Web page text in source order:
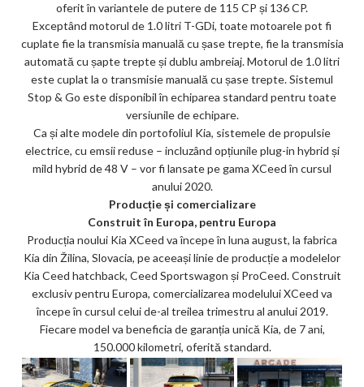
oferit în variantele de putere de 115 CP și 136 CP.
Exceptând motorul de 1.0 litri T-GDi, toate motoarele pot fi
cuplate fie la transmisia manuală cu șase trepte, fie la transmisia
automată cu șapte trepte și dublu ambreiaj. Motorul de 1.0 litri
este cuplat la o transmisie manuală cu șase trepte. Sistemul
Stop & Go este disponibil în echiparea standard pentru toate
versiunile de echipare.
Ca și alte modele din portofoliul Kia, sistemele de propulsie
electrice, cu emsii reduse – incluzând opțiunile plug-in hybrid și
mild hybrid de 48 V – vor fi lansate pe gama XCeed în cursul
anului 2020.
Producție și comercializare
Construit în Europa, pentru Europa
Producția noului Kia XCeed va începe în luna august, la fabrica
Kia din Žilina, Slovacia, pe aceeași linie de producție a modelelor
Kia Ceed hatchback, Ceed Sportswagon și ProCeed. Construit
exclusiv pentru Europa, comercializarea modelului XCeed va
începe în cursul celui de-al treilea trimestru al anului 2019.
Fiecare model va beneficia de garanția unică Kia, de 7 ani,
150.000 kilometri, oferită standard.